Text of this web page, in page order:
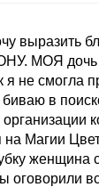
выразить
МОЯ дочь
я не смогла
в
на Магии
женщина
оговорили